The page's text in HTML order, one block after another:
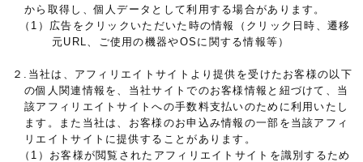
から取得し、個人データとして利用する場合があります。
（1）広告をクリックいただいた時の情報（クリック日時、遷移
元URL、ご使用の機器やOSに関する情報等）
２.当社は、アフィリエイトサイトより提供を受けたお客様の以下
の個人関連情報を、当社サイトでのお客様情報と紐づけて、当
該アフィリエイトサイトへの手数料支払いのために利用いたし
ます。また当社は、お客様のお申込み情報の一部を当該アフィ
リエイトサイトに提供することがあります。
（1）お客様が閲覧されたアフィリエイトサイトを識別するため